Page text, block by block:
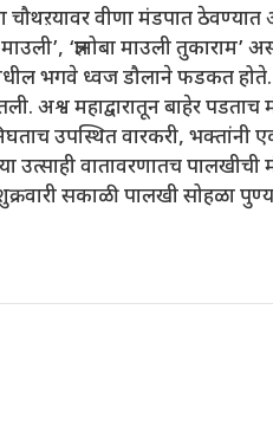
चौथऱयावर वीणा मंडपात
‘ज्ञानोबा माउली तुकाराम’
भगवे ध्वज डौलाने फडकत होते.
अश्व महाद्वारातून बाहेर पडताच
उपस्थित वारकरी,
उत्साही वातावरणातच पालखीची
सकाळी पालखी सोहळा